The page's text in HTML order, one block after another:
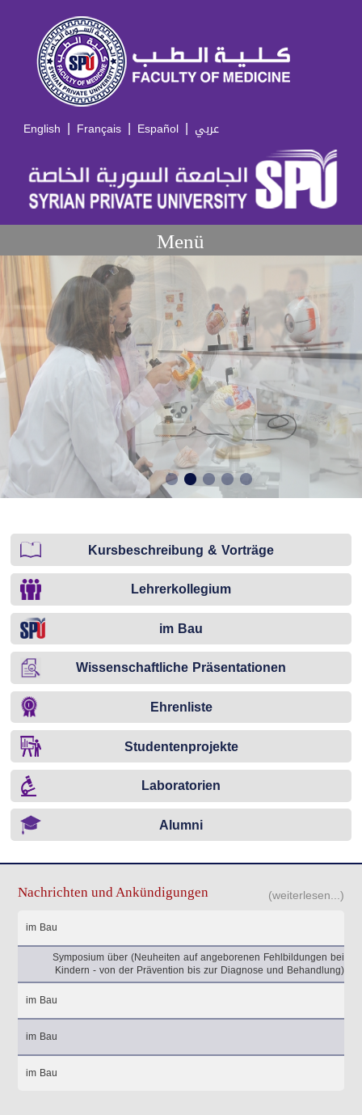
English | Français | Español | عربي
Menü
Kursbeschreibung & Vorträge
Lehrerkollegium
im Bau
Wissenschaftliche Präsentationen
Ehrenliste
Studentenprojekte
Laboratorien
Alumni
Nachrichten und Ankündigungen (weiterlesen...)
im Bau
Symposium über (Neuheiten auf angeborenen Fehlbildungen bei
Kindern - von der Prävention bis zur Diagnose und Behandlung)
im Bau
im Bau
im Bau